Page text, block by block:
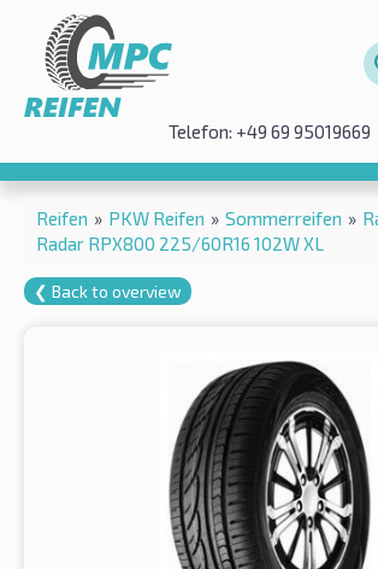
Telefon: +49 69 95019669
Reifen » PKW Reifen » Sommerreifen »
Radar RPX800 225/60R16 102W XL
❮ Back to overview